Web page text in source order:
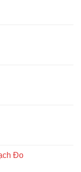
Đo